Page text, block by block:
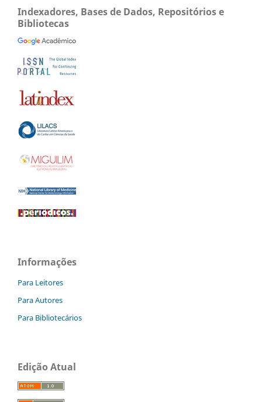
Indexadores, Bases de Dados, Repositórios e
Bibliotecas
Informações
Para Leitores
Para Autores
Para Bibliotecários
Edição Atual